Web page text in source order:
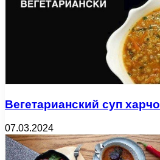
Вегетарианский суп харчо
07.03.2024